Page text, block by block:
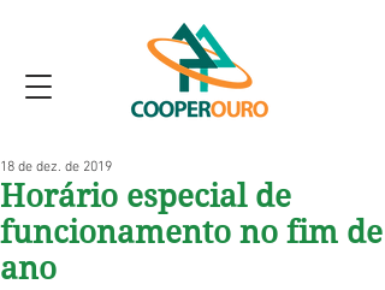
Horário especial de
funcionamento no fim de
ano
18 de dez. de 2019